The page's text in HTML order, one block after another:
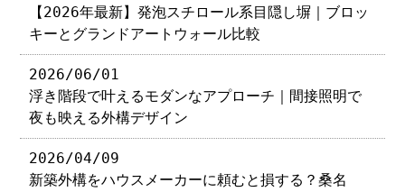
【2026年最新】発泡スチロール系目隠し塀｜ブロッ
キーとグランドアートウォール比較
2026/06/01
浮き階段で叶えるモダンなアプローチ｜間接照明で
夜も映える外構デザイン
2026/04/09
新築外構をハウスメーカーに頼むと損する？桑名